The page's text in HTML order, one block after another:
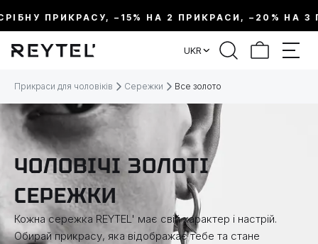
ПРИКРАСУ, –15% НА 2 ПРИКРАСИ, –20% НА 3
UKR
Прикраси для чоловіків Сережки Все золото
ЧОЛОВІЧІ ЗОЛОТІ
СЕРЕЖКИ
Кожна сережка REYTEL' має свій характер і настрій.
Обирай прикрасу, яка відображає тебе та стане
ФІЛЬТР
МЕТАЛ
ВИД ПРИКРАСИ
КОЛЕКЦІЇ